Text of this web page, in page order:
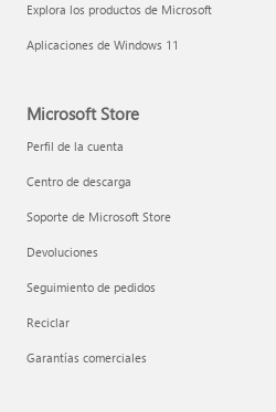
Explora los productos de Microsoft
Aplicaciones de Windows 11
Microsoft Store
Perfil de la cuenta
Centro de descarga
Soporte de Microsoft Store
Devoluciones
Seguimiento de pedidos
Reciclar
Garantías comerciales